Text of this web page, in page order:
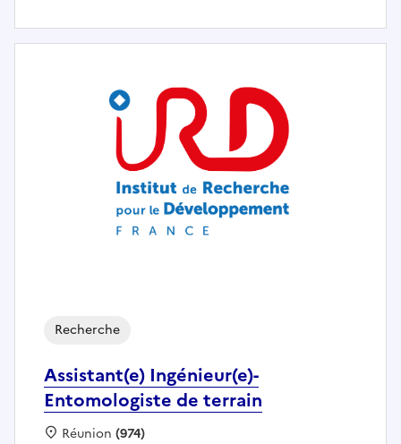
Assistant(e) Ingénieur(e)-
Entomologiste de terrain
Recherche
Localisation :
Réunion (974)